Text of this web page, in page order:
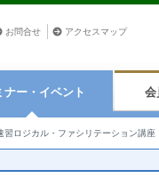
お問合せ アクセスマップ
ナー・イベント 会
習ロジカル・ファシリテーション講座